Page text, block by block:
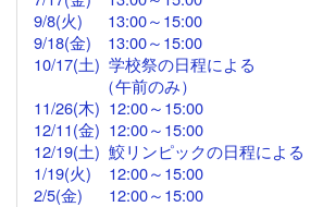
9/8(火) 13:00～15:00
9/18(金) 13:00～15:00
10/17(土) 学校祭の日程による
（午前のみ）
11/26(木) 12:00～15:00
12/11(金) 12:00～15:00
12/19(土) 鮫リンピックの日程による
1/19(火) 12:00～15:00
2/5(金) 12:00～15:00